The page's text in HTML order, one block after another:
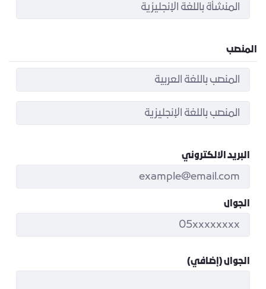
المنصب
البريد الالكتروني
الجوال
الجوال (إضافي)